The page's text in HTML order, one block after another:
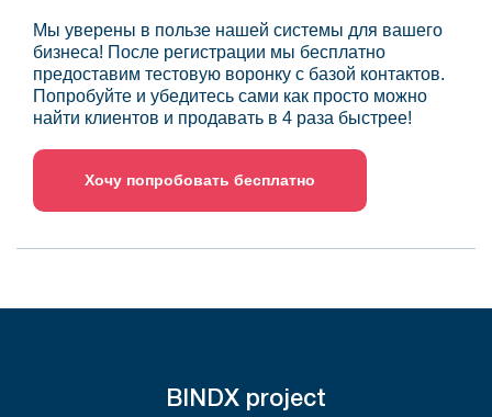
Мы уверены в пользе нашей системы для вашего
бизнеса! После регистрации мы бесплатно
предоставим тестовую воронку с базой контактов.
Попробуйте и убедитесь сами как просто можно
найти клиентов и продавать в 4 раза быстрее!
Хочу попробовать бесплатно
BINDX project